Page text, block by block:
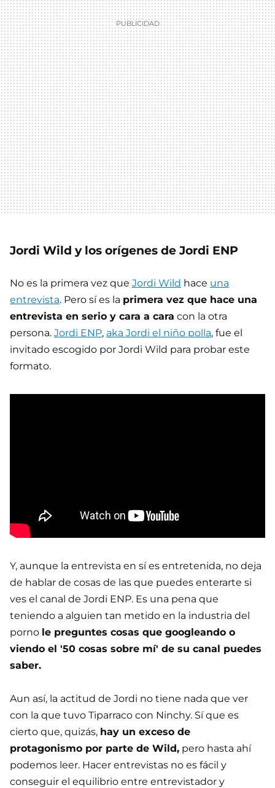
Jordi Wild y los orígenes de Jordi ENP
No es la primera vez que Jordi Wild hace una
entrevista. Pero sí es la primera vez que hace una
entrevista en serio y cara a cara con la otra
persona. Jordi ENP, aka Jordi el niño polla, fue el
invitado escogido por Jordi Wild para probar este
formato.
Y, aunque la entrevista en sí es entretenida, no deja
de hablar de cosas de las que puedes enterarte si
ves el canal de Jordi ENP. Es una pena que
teniendo a alguien tan metido en la industria del
porno le preguntes cosas que googleando o
viendo el '50 cosas sobre mí' de su canal puedes
saber.
Aun así, la actitud de Jordi no tiene nada que ver
con la que tuvo Tiparraco con Ninchy. Sí que es
cierto que, quizás, hay un exceso de
protagonismo por parte de Wild, pero hasta ahí
podemos leer. Hacer entrevistas no es fácil y
conseguir el equilibrio entre entrevistador y